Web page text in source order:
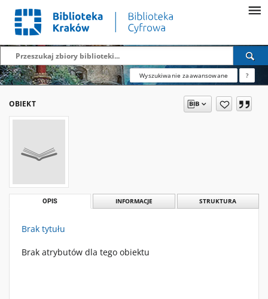
Wyszukiwanie zaawansowane ?
OBIEKT
OPIS INFORMACJE STRUKTURA
Brak tytułu
Brak atrybutów dla tego obiektu